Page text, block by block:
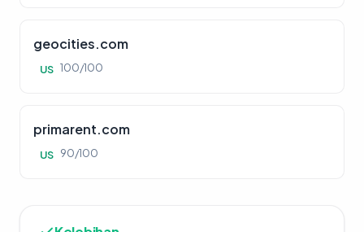
geocities.com
US 100/100
primarent.com
US 90/100